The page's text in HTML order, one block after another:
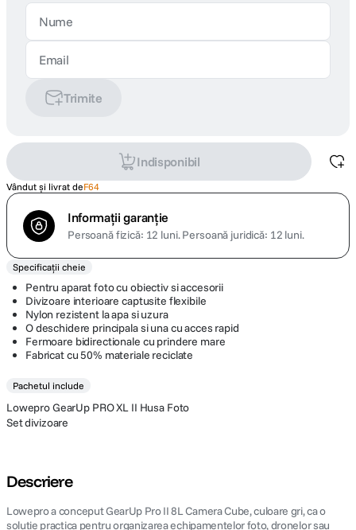
Trimite
Indisponibil
Vândut și livrat deF64
Informații garanție
Persoană fizică: 12 luni.Persoană juridică: 12 luni.
Specificații cheie
Pentru aparat foto cu obiectiv si accesorii
Divizoare interioare captusite flexibile
Nylon rezistent la apa si uzura
O deschidere principala si una cu acces rapid
Fermoare bidirectionale cu prindere mare
Fabricat cu 50% materiale reciclate
Pachetul include
Lowepro GearUp PRO XL II Husa Foto
Set divizoare
Descriere
Lowepro a conceput GearUp Pro II 8L Camera Cube, culoare gri, ca o
solutie practica pentru organizarea echipamentelor foto, dronelor sau